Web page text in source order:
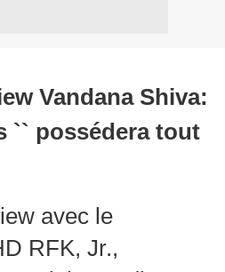
Vandana Shiva:
`` possédera tout
avec le
RFK, Jr.,